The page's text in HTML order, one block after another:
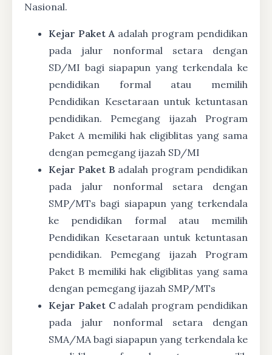
Nasional.
Kejar Paket A adalah program pendidikan
pada jalur nonformal setara dengan
SD/MI bagi siapapun yang terkendala ke
pendidikan formal atau memilih
Pendidikan Kesetaraan untuk ketuntasan
pendidikan. Pemegang ijazah Program
Paket A memiliki hak eligiblitas yang sama
dengan pemegang ijazah SD/MI
Kejar Paket B adalah program pendidikan
pada jalur nonformal setara dengan
SMP/MTs bagi siapapun yang terkendala
ke pendidikan formal atau memilih
Pendidikan Kesetaraan untuk ketuntasan
pendidikan. Pemegang ijazah Program
Paket B memiliki hak eligiblitas yang sama
dengan pemegang ijazah SMP/MTs
Kejar Paket Cadalah program pendidikan
pada jalur nonformal setara dengan
SMA/MA bagi siapapun yang terkendala ke